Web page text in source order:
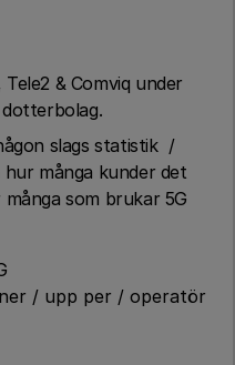
& Comviq under
slags statistik /
många kunder det
som brukar 5G
/ upp per / operatör